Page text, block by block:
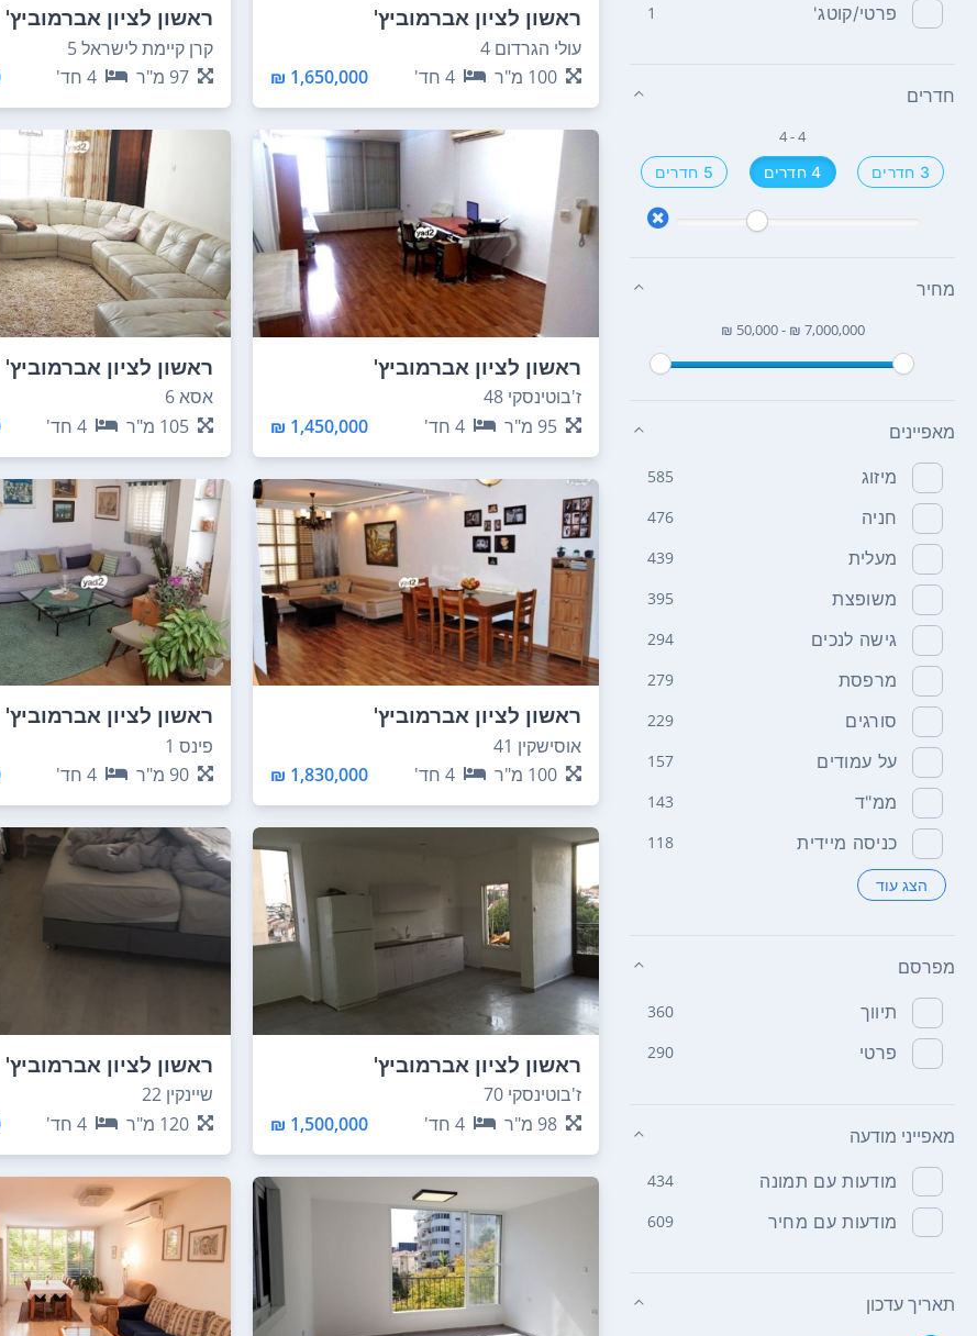
פרטי/קוטג' 1
חדרים
4 - 4
3 חדרים 4 חדרים 5 חדרים
מחיר
₪ 50,000 - ₪ 7,000,000
מאפיינים
מיזוג 585
חניה 476
מעלית 439
משופצת 395
גישה לנכים 294
מרפסת 279
סורגים 229
על עמודים 157
ממ"ד 143
כניסה מיידית 118
הצג עוד
מפרסם
תיווך 360
פרטי 290
מאפייני מודעה
מודעות עם תמונה 434
מודעות עם מחיר 609
תאריך עדכון
ראשון לציון אברמוביץ'
עולי הגרדום 4
100 מ"ר 4 חד' 1,650,000 ₪
ראשון לציון אברמוביץ'
קרן קיימת לישראל 5
97 מ"ר 4חד'
ראשון לציון אברמוביץ'
ז'בוטינסקי 48
95 מ"ר 4 חד' 1,450,000 ₪
ראשון לציון אברמוביץ'
אסא 6
105 מ"ר 4חד'
ראשון לציון אברמוביץ'
אוסישקין 41
100 מ"ר 4 חד' 1,830,000 ₪
ראשון לציון אברמוביץ'
פינס 1
90 מ"ר 4חד'
ראשון לציון אברמוביץ'
ז'בוטינסקי 70
98 מ"ר 4 חד' 1,500,000 ₪
ראשון לציון אברמוביץ'
שיינקין 22
120 מ"ר 4חד'